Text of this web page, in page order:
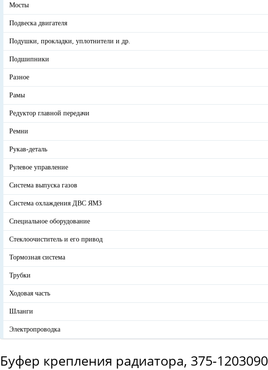
Мосты
Подвеска двигателя
Подушки, прокладки, уплотнители и др.
Подшипники
Разное
Рамы
Редуктор главной передачи
Ремни
Рукав-деталь
Рулевое управление
Система выпуска газов
Система охлаждения ДВС ЯМЗ
Специальное оборудование
Стеклоочиститель и его привод
Тормозная система
Трубки
Ходовая часть
Шланги
Электропроводка
Буфер крепления радиатора, 375-1203090